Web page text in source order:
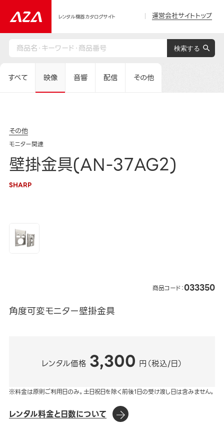
レンタル機器カタログサイト 運営会社サイトトップ
すべて 映像 音響 配信 その他
その他
モニター関連
壁掛金具(AN-37AG2)
SHARP
商品コード：033350
角度可変モニター壁掛金具
レンタル価格 3,300 円（税込/日）
※料金は原則ご利用日のみ。土日祝日を除く前後1日の受け渡し日は含みません。
レンタル料金と日数について